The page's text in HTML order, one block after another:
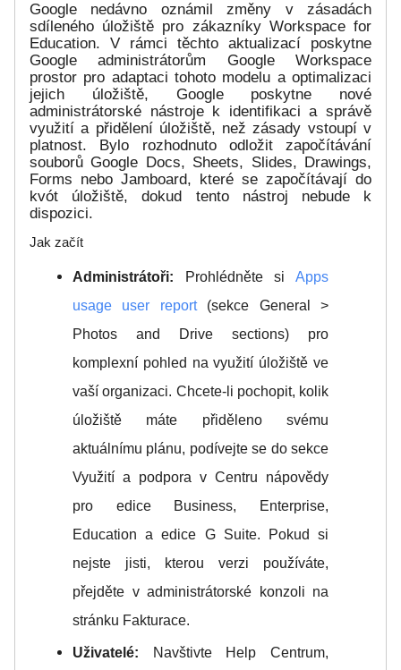
Google nedávno oznámil změny v zásadách
sdíleného úložiště pro zákazníky Workspace for
Education. V rámci těchto aktualizací poskytne
Google administrátorům Google Workspace
prostor pro adaptaci tohoto modelu a optimalizaci
jejich úložiště, Google poskytne nové
administrátorské nástroje k identifikaci a správě
využití a přidělení úložiště, než zásady vstoupí v
platnost. Bylo rozhodnuto odložit započítávání
souborů Google Docs, Sheets, Slides, Drawings,
Forms nebo Jamboard, které se započítávají do
kvót úložiště, dokud tento nástroj nebude k
dispozici.
Jak začít
Administrátoři: Prohlédněte si Apps
usage user report(sekce General >
Photos and Drive sections) pro
komplexní pohled na využití úložiště ve
vaší organizaci. Chcete-li pochopit, kolik
úložiště máte přiděleno svému
aktuálnímu plánu, podívejte se do sekce
Využití a podpora v Centru nápovědy
pro edice Business, Enterprise,
Education a edice G Suite. Pokud si
nejste jisti, kterou verzi používáte,
přejděte v administrátorské konzoli na
stránku Fakturace.
Uživatelé: Navštivte Help Centrum,